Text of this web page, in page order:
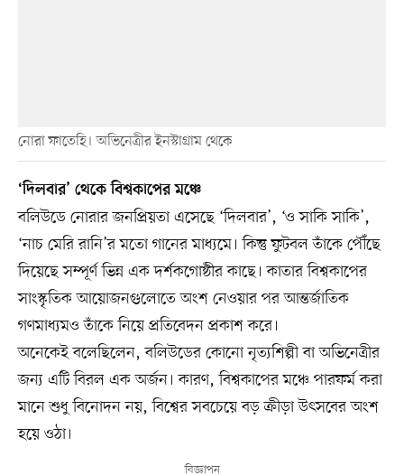
নোরা ফাতেহি। অভিনেত্রীর ইনস্টাগ্রাম থেকে
‘দিলবার’ থেকে বিশ্বকাপের মঞ্চে
বলিউডে নোরার জনপ্রিয়তা এসেছে ‘দিলবার’, ‘ও সাকি সাকি’,
‘নাচ মেরি রানি’র মতো গানের মাধ্যমে। কিন্তু ফুটবল তাঁকে পৌঁছে
দিয়েছে সম্পূর্ণ ভিন্ন এক দর্শকগোষ্ঠীর কাছে। কাতার বিশ্বকাপের
সাংস্কৃতিক আয়োজনগুলোতে অংশ নেওয়ার পর আন্তর্জাতিক
গণমাধ্যমও তাঁকে নিয়ে প্রতিবেদন প্রকাশ করে।
অনেকেই বলেছিলেন, বলিউডের কোনো নৃত্যশিল্পী বা অভিনেত্রীর
জন্য এটি বিরল এক অর্জন। কারণ, বিশ্বকাপের মঞ্চে পারফর্ম করা
মানে শুধু বিনোদন নয়, বিশ্বের সবচেয়ে বড় ক্রীড়া উৎসবের অংশ
হয়ে ওঠা।